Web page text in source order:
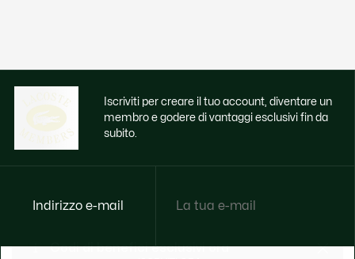
Iscriviti per creare il tuo account, diventare un
membro e godere di vantaggi esclusivi fin da
subito.
Indirizzo e-mail
Godi di benefici esclusivi ora